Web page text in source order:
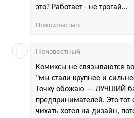
это? Работает - не трогай...
Пожаловаться
Комиксы не связываются
"мы стали крупнее и
Точку обожаю — ЛУЧШИЙ
предпринимателей. Это тот
чихать хотел на дизайн,
Неизвестный